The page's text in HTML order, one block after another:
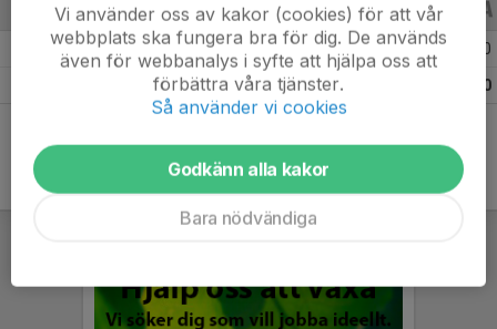
ALLA SERIER ALLA ÅR
Säsongen 25/26 7 0 0
0
Vi använder oss av kakor (cookies) för att vår
webbplats ska fungera bra för dig. De används
även för webbanalys i syfte att hjälpa oss att
förbättra våra tjänster.
Så använder vi cookies
Godkänn alla kakor
Bara nödvändiga